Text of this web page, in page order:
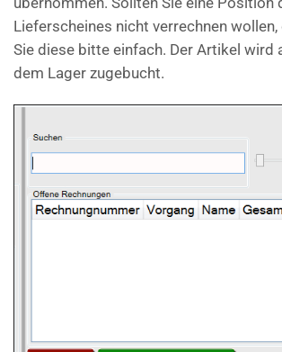
Lieferscheines nicht verrechnen
Sie diese bitte einfach. Der Artikel wird
dem Lager zugebucht.